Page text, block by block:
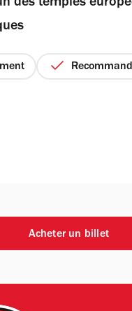
des temples
Acheter un billet